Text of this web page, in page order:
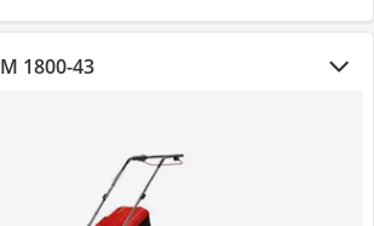
1800-43